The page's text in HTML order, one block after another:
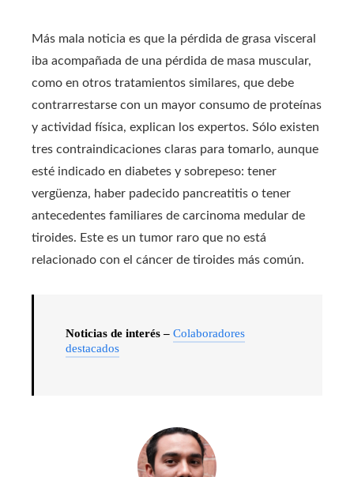
Más mala noticia es que la pérdida de grasa visceral
iba acompañada de una pérdida de masa muscular,
como en otros tratamientos similares, que debe
contrarrestarse con un mayor consumo de proteínas
y actividad física, explican los expertos. Sólo existen
tres contraindicaciones claras para tomarlo, aunque
esté indicado en diabetes y sobrepeso: tener
vergüenza, haber padecido pancreatitis o tener
antecedentes familiares de carcinoma medular de
tiroides. Este es un tumor raro que no está
relacionado con el cáncer de tiroides más común.
Noticias de interés – Colaboradores
destacados